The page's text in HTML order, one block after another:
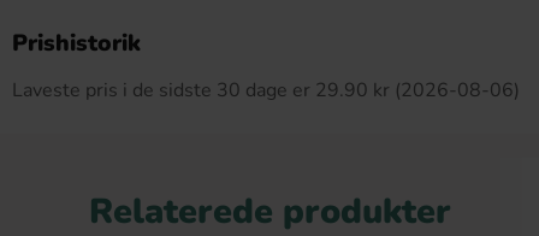
Prishistorik
Laveste pris i de sidste 30 dage er 29.90 kr (2026-08-06)
Relaterede produkter